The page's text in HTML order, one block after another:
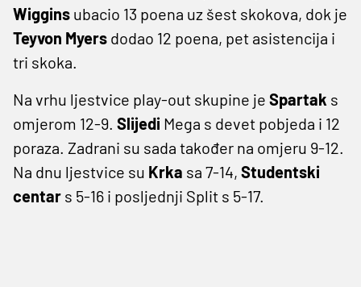
Wiggins ubacio 13 poena uz šest skokova, dok je
Teyvon Myers dodao 12 poena, pet asistencija i
tri skoka.
Na vrhu ljestvice play-out skupine je Spartak s
omjerom 12-9. Slijedi Mega s devet pobjeda i 12
poraza. Zadrani su sada također na omjeru 9-12.
Na dnu ljestvice su Krka sa 7-14, Studentski
centar s 5-16 i posljednji Split s 5-17.